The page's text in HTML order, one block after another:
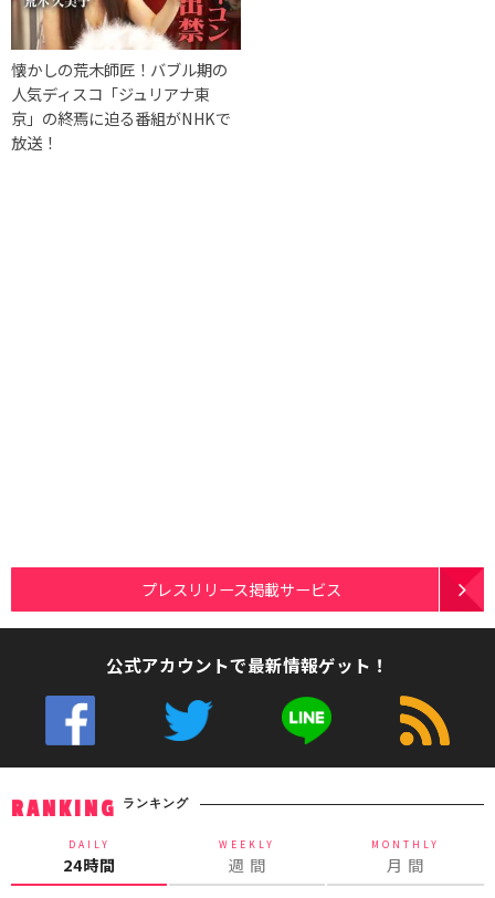
懐かしの荒木師匠！バブル期の
人気ディスコ「ジュリアナ東
京」の終焉に迫る番組がNHKで
放送！
プレスリリース掲載サービス
公式アカウントで最新情報ゲット！
RANKING ランキング
DAILY
24時間
WEEKLY
週 間
MONTHLY
月 間